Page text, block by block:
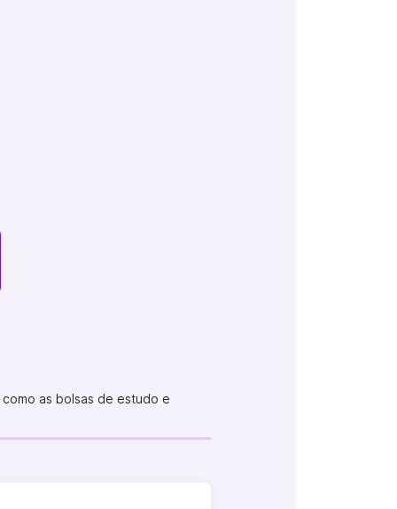
as bolsas de estudo e